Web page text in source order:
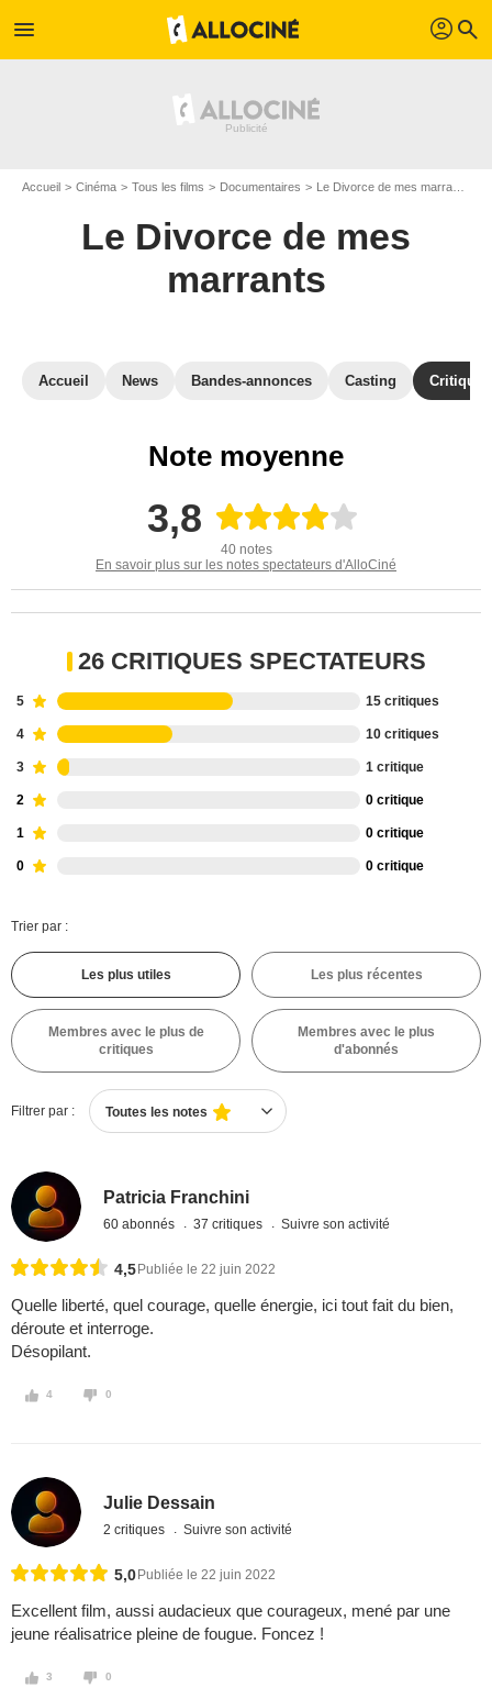
menu profil search
Accueil Cinéma Tous les films Documentaires Le Divorce de mes marrants
Le Divorce de mes
marrants
Accueil News Bandes-annonces Casting
Note moyenne
3,8
40 notes
En savoir plus sur les notes spectateurs d'AlloCiné
26 CRITIQUES SPECTATEURS
5 15 critiques
4 10 critiques
3 1 critique
2 0 critique
1 0 critique
0 0 critique
Trier par :
Les plus utiles Les plus récentes
Membres avec le plus de
critiques
Membres avec le plus
d'abonnés
Filtrer par : Toutes les notes
Patricia Franchini
60 abonnés 37 critiques Suivre son activité
4,5 Publiée le 22 juin 2022
Quelle liberté, quel courage, quelle énergie, ici tout fait du bien,
déroute et interroge.
Désopilant.
4 0
Julie Dessain
2 critiques Suivre son activité
5,0 Publiée le 22 juin 2022
Excellent film, aussi audacieux que courageux, mené par une
jeune réalisatrice pleine de fougue. Foncez !
3 0